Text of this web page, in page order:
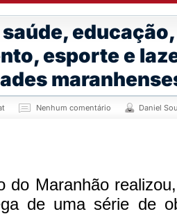
educação,
esporte e
Nenhum comentário Daniel
do Maranhão
de uma série de